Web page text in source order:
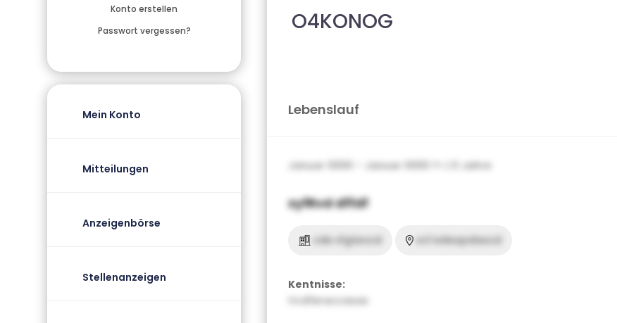
Konto erstellen
Passwort vergessen?
Mein Konto
Mitteilungen
Anzeigenbörse
Stellenanzeigen
O4KONOG
Lebenslauf
Januar 0000 – Januar 0000 ?> | 0 Jahre
xyfRvd dffdf
cde vfgtevcd vcf edwqsdascd
Kentnisse:
Vcdferaccasas